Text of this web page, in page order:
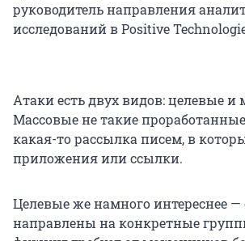
руководитель направления
исследований в Positive
Атаки есть двух видов: целевые и
Массовые не такие
какая-то рассылка писем, в
приложения или ссылки.
Целевые же намного интереснее —
направлены на конкретные